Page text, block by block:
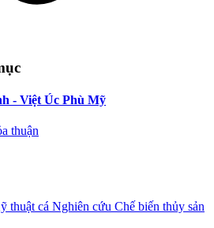
- Việt Úc Phù Mỹ
thuận
thuật cá Nghiên cứu Chế biến thủy sản